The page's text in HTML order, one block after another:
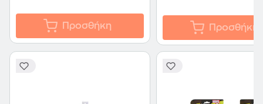
Προσθήκη Προσθήκη